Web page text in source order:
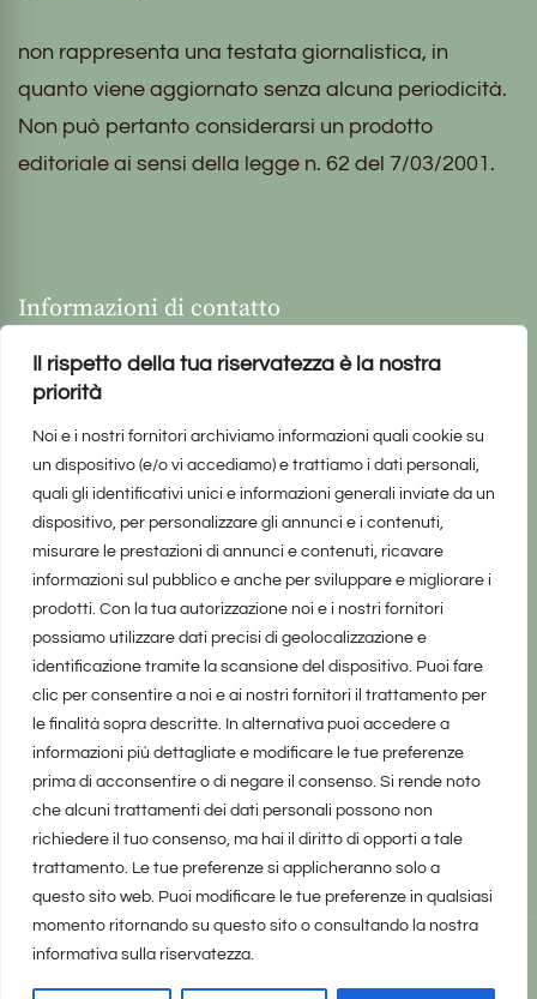
Il rispetto della tua riservatezza è la nostra
priorità
Noi e i nostri fornitori archiviamo informazioni quali cookie su
un dispositivo (e/o vi accediamo) e trattiamo i dati personali,
quali gli identificativi unici e informazioni generali inviate da un
dispositivo, per personalizzare gli annunci e i contenuti,
misurare le prestazioni di annunci e contenuti, ricavare
informazioni sul pubblico e anche per sviluppare e migliorare i
prodotti. Con la tua autorizzazione noi e i nostri fornitori
possiamo utilizzare dati precisi di geolocalizzazione e
identificazione tramite la scansione del dispositivo. Puoi fare
clic per consentire a noi e ai nostri fornitori il trattamento per
le finalità sopra descritte. In alternativa puoi accedere a
informazioni più dettagliate e modificare le tue preferenze
prima di acconsentire o di negare il consenso. Si rende noto
che alcuni trattamenti dei dati personali possono non
richiedere il tuo consenso, ma hai il diritto di opporti a tale
trattamento. Le tue preferenze si applicheranno solo a
questo sito web. Puoi modificare le tue preferenze in qualsiasi
momento ritornando su questo sito o consultando la nostra
informativa sulla riservatezza.
non rappresenta una testata giornalistica, in
quanto viene aggiornato senza alcuna periodicità.
Non può pertanto considerarsi un prodotto
editoriale ai sensi della legge n. 62 del 7/03/2001.
Informazioni di contatto
realizzato da Marina Galatioto©2025 tutti i diritti riservati -
Privacy Policy